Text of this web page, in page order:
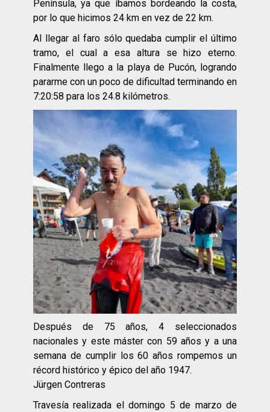
Península, ya que íbamos bordeando la costa,
por lo que hicimos 24 km en vez de 22 km.
Al llegar al faro sólo quedaba cumplir el último
tramo, el cual a esa altura se hizo eterno.
Finalmente llego a la playa de Pucón, logrando
pararme con un poco de dificultad terminando en
7:20:58 para los 24.8 kilómetros.
Después de 75 años, 4 seleccionados
nacionales y este máster con 59 años y a una
semana de cumplir los 60 años rompemos un
récord histórico y épico del año 1947.
Jürgen Contreras
Travesía realizada el domingo 5 de marzo de